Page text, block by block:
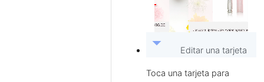
arrow_drop_down Editar una tarjeta
Toca una tarjeta para